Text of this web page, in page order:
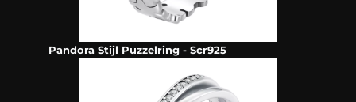
Pandora Stijl Puzzelring - Scr925